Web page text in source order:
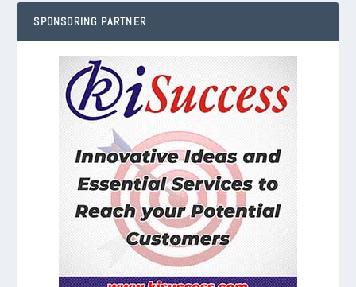
SPONSORING PARTNER